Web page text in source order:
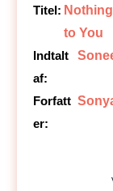
Titel:
to You
Indtalt
af:
Forfatt
er: